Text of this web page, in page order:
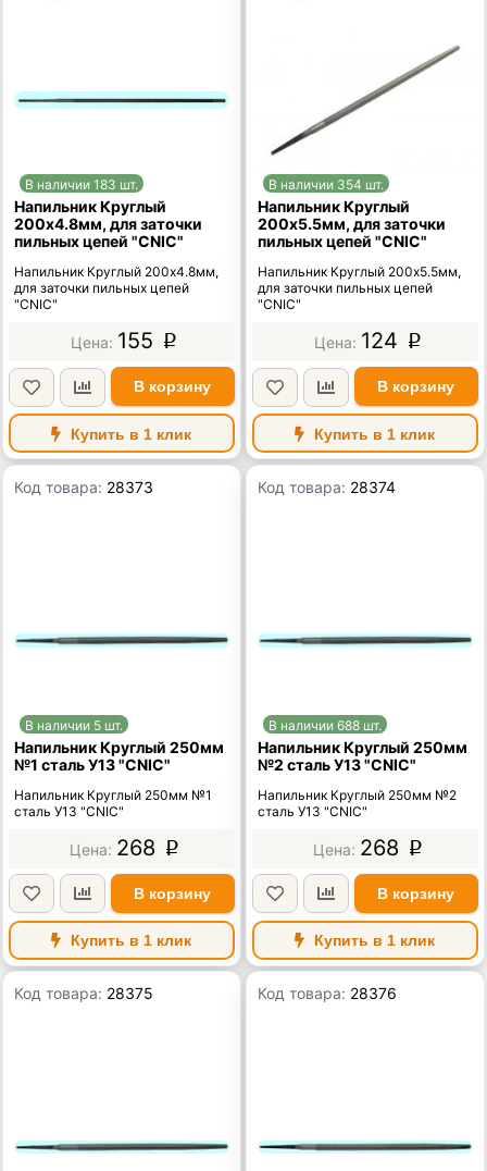
В наличии 183 шт.
Напильник Круглый
200х4.8мм, для заточки
пильных цепей "CNIC"
Напильник Круглый 200х4.8мм,
для заточки пильных цепей
"CNIC"
155 p
В корзину
Купить в 1 клик
В наличии 354 шт.
Напильник Круглый
200х5.5мм, для заточки
пильных цепей "CNIC"
Напильник Круглый 200х5.5мм,
для заточки пильных цепей
"CNIC"
124 p
В корзину
Купить в 1 клик
Код товара: 28373
В наличии 5 шт.
Напильник Круглый 250мм
№1 сталь У13 "CNIC"
Напильник Круглый 250мм №1
сталь У13 "CNIC"
268 p
В корзину
Купить в 1 клик
Код товара: 28374
В наличии 688 шт.
Напильник Круглый 250мм
№2 сталь У13 "CNIC"
Напильник Круглый 250мм №2
сталь У13 "CNIC"
268 p
В корзину
Купить в 1 клик
Код товара: 28375 Код товара: 28376